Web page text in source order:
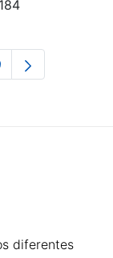
Use TAB para
diferentes